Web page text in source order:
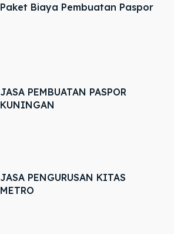
Paket Biaya Pembuatan Paspor
JASA PEMBUATAN PASPOR
KUNINGAN
JASA PENGURUSAN KITAS
METRO